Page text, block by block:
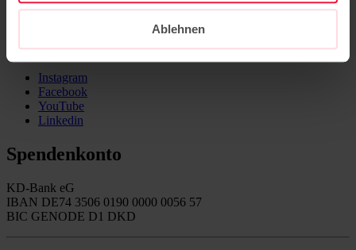
Ablehnen
Newsletter
Folgen Sie uns auf
Instagram
Facebook
YouTube
Linkedin
Spendenkonto
KD-Bank eG
IBAN DE74 3506 0190 0000 0056 57
BIC GENODE D1 DKD